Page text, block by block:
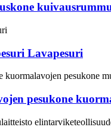
Lavapesuri
pesukone